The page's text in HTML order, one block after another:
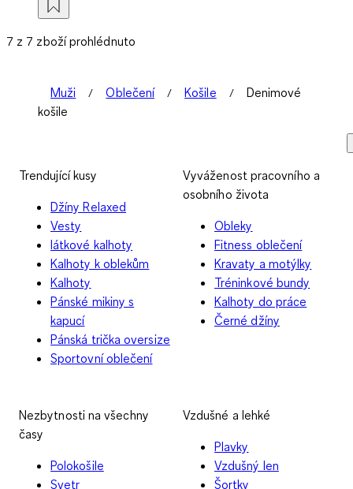
7 z 7 zboží prohlédnuto
Muži Oblečení Košile
Denimové
košile
Trendující kusy
Džíny Relaxed
Vesty
látkové kalhoty
Kalhoty k oblekům
Kalhoty
Pánské mikiny s
kapucí
Pánská trička oversize
Sportovní oblečení
Vyváženost pracovního a
osobního života
Obleky
Fitness oblečení
Kravaty a motýlky
Tréninkové bundy
Kalhoty do práce
Černé džíny
Nezbytnosti na všechny
časy
Polokošile
Svetr
Vzdušné a lehké
Plavky
Vzdušný len
Šortky